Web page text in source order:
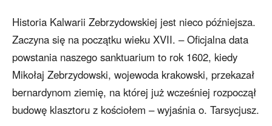
Historia Kalwarii Zebrzydowskiej jest nieco późniejsza.
Zaczyna się na początku wieku XVII. – Oficjalna data
powstania naszego sanktuarium to rok 1602, kiedy
Mikołaj Zebrzydowski, wojewoda krakowski, przekazał
bernardynom ziemię, na której już wcześniej rozpoczął
budowę klasztoru z kościołem – wyjaśnia o. Tarsycjusz.